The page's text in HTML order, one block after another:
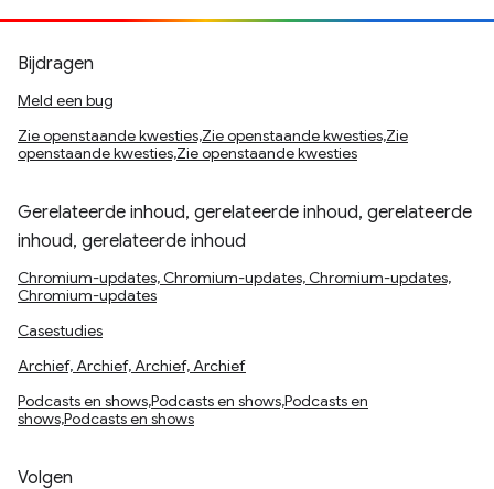
Bijdragen
Meld een bug
Zie openstaande kwesties,Zie openstaande kwesties,Zie
openstaande kwesties,Zie openstaande kwesties
Gerelateerde inhoud, gerelateerde inhoud, gerelateerde
inhoud, gerelateerde inhoud
Chromium-updates, Chromium-updates, Chromium-updates,
Chromium-updates
Casestudies
Archief, Archief, Archief, Archief
Podcasts en shows,Podcasts en shows,Podcasts en
shows,Podcasts en shows
Volgen